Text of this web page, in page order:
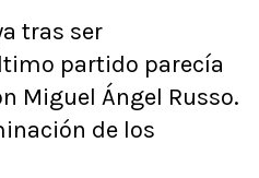
tras ser
partido parecía
Miguel Ángel Russo.
de los